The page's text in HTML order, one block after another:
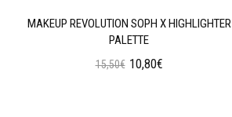
MAKEUP REVOLUTION SOPH X HIGHLIGHTER
PALETTE
15,50€ 10,80€